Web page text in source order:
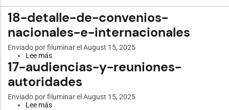
y-
complementaria
detalle-
donativos-
oficiales-
y-
protocolares
18-detalle-de-convenios-
nacionales-e-internacionales
Enviado porfiluminarel August 15, 2025
Lee más
18-
detalle-
de-
convenios-
nacionales-
17-audiencias-y-reuniones-
autoridades
Enviado porfiluminarel August 15, 2025
Lee más